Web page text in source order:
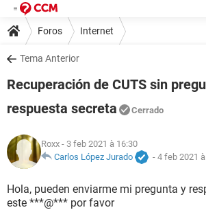
Foros Internet
Tema Anterior
Recuperación de CUTS sin
respuesta secreta
Cerrado
Roxx - 3 feb 2021 à 16:30
Carlos López Jurado
- 4 feb 2021
Hola, pueden enviarme mi pregunta y
este ***@*** por favor